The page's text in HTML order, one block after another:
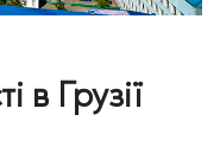
в Грузії